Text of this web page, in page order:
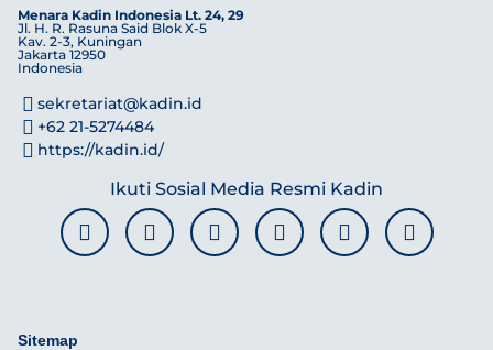
Menara Kadin Indonesia Lt. 24, 29
Jl. H. R. Rasuna Said Blok X-5
Kav. 2-3, Kuningan
Jakarta 12950
Indonesia
sekretariat@kadin.id
+62 21-5274484
https://kadin.id/
Ikuti Sosial Media Resmi Kadin
Sitemap